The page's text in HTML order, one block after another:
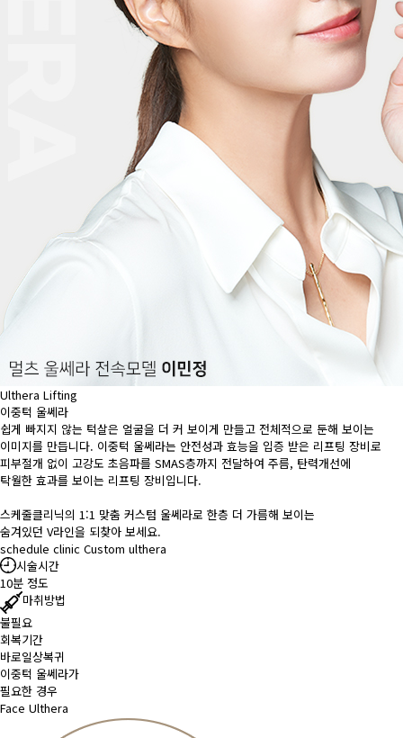
Ulthera Lifting
이중턱 울쎄라
쉽게 빠지지 않는 턱살은 얼굴을 더 커 보이게 만들고 전체적으로 둔해 보이는
이미지를 만듭니다. 이중턱 울쎄라는 안전성과 효능을 입증 받은 리프팅 장비로
피부절개 없이 고강도 초음파를 SMAS층까지 전달하여 주름, 탄력개선에
탁월한 효과를 보이는 리프팅 장비입니다.
스케줄클리닉의 1:1 맞춤 커스텀 울쎄라로 한층 더 가름해 보이는
숨겨있던 V라인을 되찾아 보세요.
schedule clinic Custom ulthera
시술시간
10분 정도
마취방법
불필요
회복기간
바로일상복귀
이중턱 울쎄라가
필요한 경우
Face Ulthera